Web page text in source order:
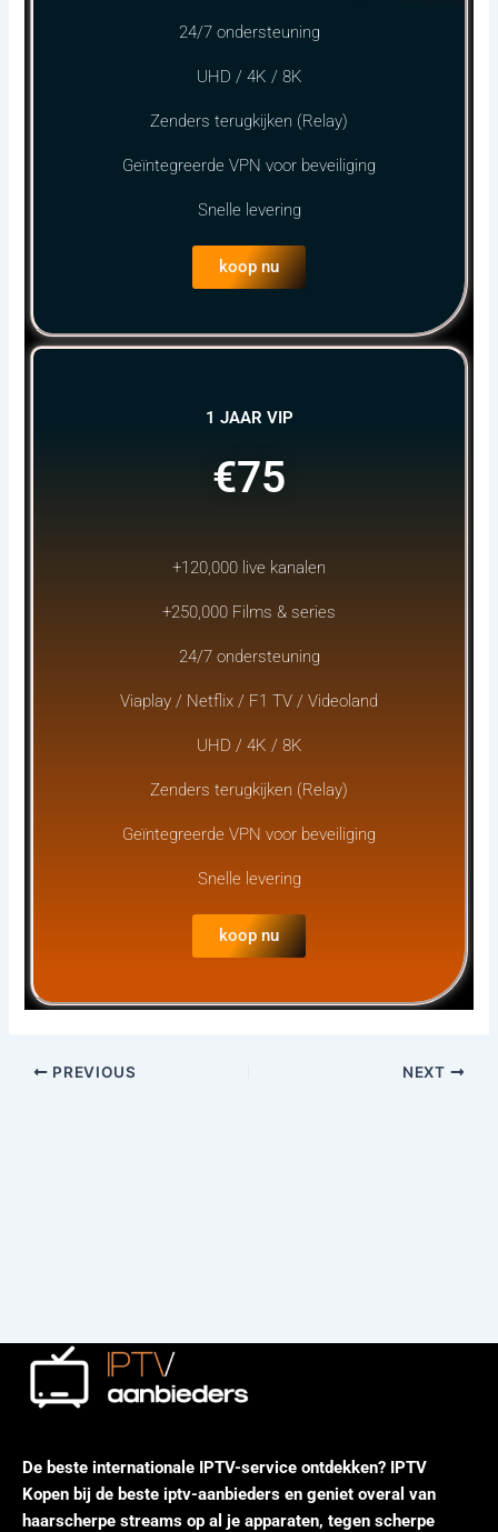
24/7 ondersteuning
UHD / 4K / 8K
Zenders terugkijken (Relay)
Geïntegreerde VPN voor beveiliging
Snelle levering
koop nu
1 JAAR VIP
€75
+120,000 live kanalen
+250,000 Films & series
24/7 ondersteuning
Viaplay / Netflix / F1 TV / Videoland
UHD / 4K / 8K
Zenders terugkijken (Relay)
Geïntegreerde VPN voor beveiliging
Snelle levering
koop nu
PREVIOUS NEXT
De beste internationale IPTV-service ontdekken? IPTV
Kopen bij de beste iptv-aanbieders en geniet overal van
haarscherpe streams op al je apparaten, tegen scherpe